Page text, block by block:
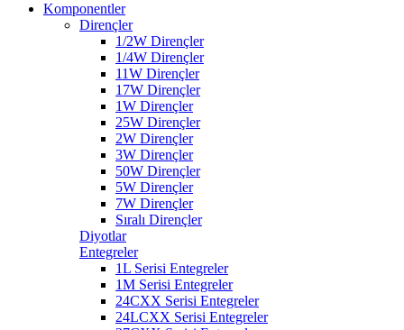
Komponentler
Dirençler
1/2W Dirençler
1/4W Dirençler
11W Dirençler
17W Dirençler
1W Dirençler
25W Dirençler
2W Dirençler
3W Dirençler
50W Dirençler
5W Dirençler
7W Dirençler
Sıralı Dirençler
Diyotlar
Entegreler
1L Serisi Entegreler
1M Serisi Entegreler
24CXX Serisi Entegreler
24LCXX Serisi Entegreler